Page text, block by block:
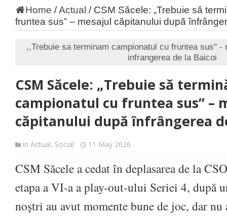
Home /Actual / CSM Săcele: „Trebuie să
fruntea sus” – mesajul căpitanului după
,,Trebuie sa terminam campionatul cu fruntea sus" -
infrangerea de la Baicoi
CSM Săcele: „Trebuie să
campionatul cu fruntea sus” –
căpitanului după înfrângerea
in Actual, Social 11 May 2026
CSM Săcele a cedat în deplasarea de la
etapa a VI-a a play-out-ului Seriei 4, după
noștri au avut momente bune de joc, dar nu